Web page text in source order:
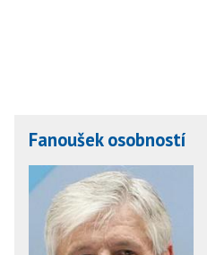
Fanoušek osobností